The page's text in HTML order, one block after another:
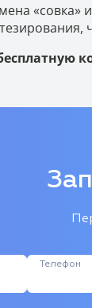
«совка»
Телефон